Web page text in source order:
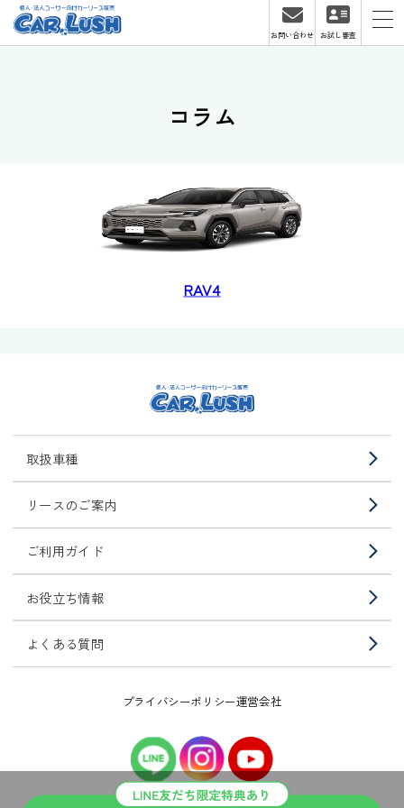
お問い合わせ お試し審査
コラム
RAV4
取扱車種
リースのご案内
ご利用ガイド
お役立ち情報
よくある質問
プライバシーポリシー運営会社